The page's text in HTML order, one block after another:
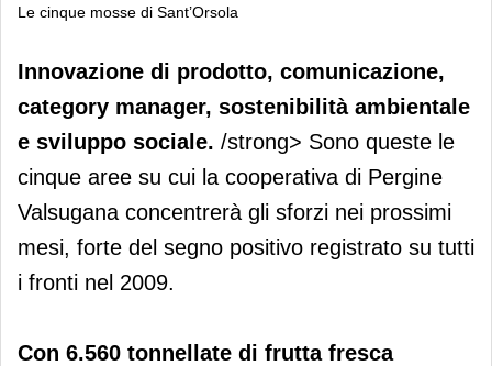
Le cinque mosse di Sant’Orsola
Le cinque mosse di Sant’Orsola
Innovazione di prodotto, comunicazione,
category manager, sostenibilità ambientale
e sviluppo sociale. /strong> Sono queste le
cinque aree su cui la cooperativa di Pergine
Valsugana concentrerà gli sforzi nei prossimi
mesi, forte del segno positivo registrato su tutti
i fronti nel 2009.
Con 6.560 tonnellate di frutta fresca